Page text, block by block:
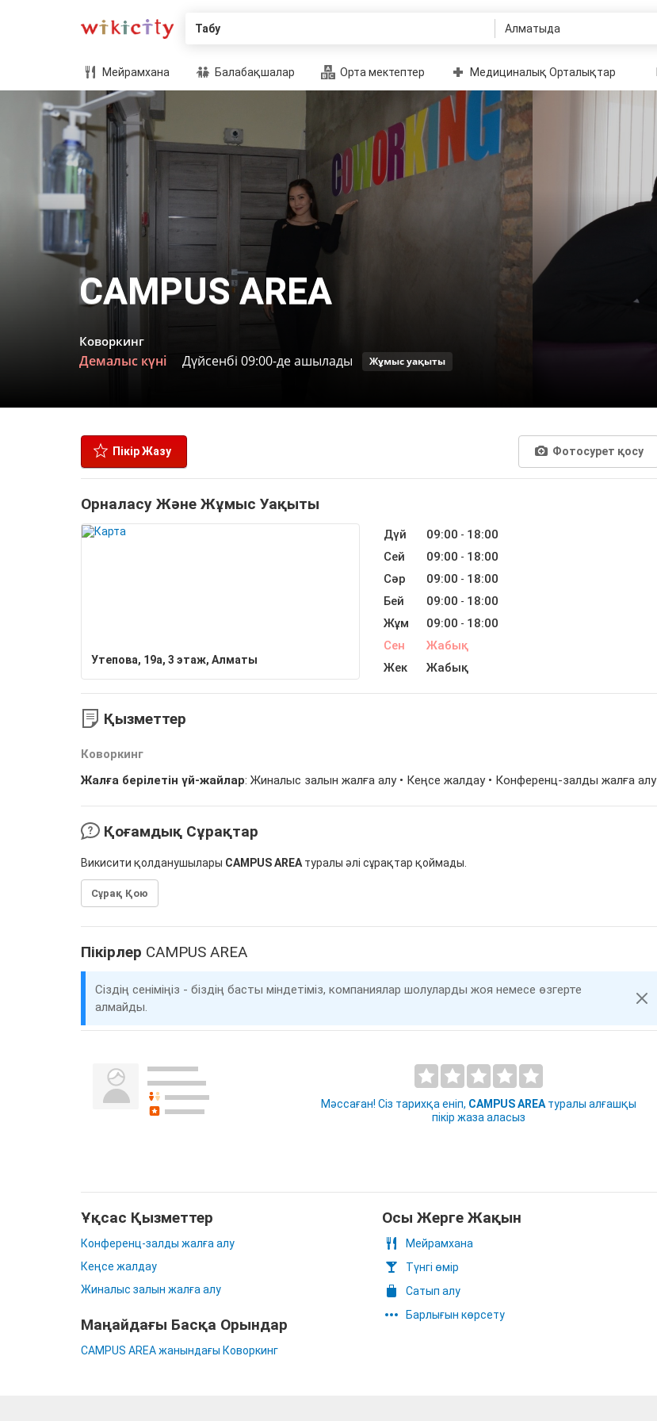
Табу
Мейрамхана Балабақшалар Орта мектептер Медициналық Орталықтар
CAMPUS AREA
Коворкинг
Демалыс күні Дүйсенбі 09:00-де ашылады Жұмыс уақыты
Пікір Жазу Фотосурет қосу
Орналасу Және Жұмыс Уақыты
​Утепова, 19а​, 3 этаж, Алматы
Дүй 09:00 - 18:00
Сей
09:00 - 18:00
Сәр
09:00 - 18:00
Бей
09:00 - 18:00
Жұм
09:00 - 18:00
Сен
Жабық
Жек
Жабық
Қызметтер
Коворкинг
Жалға берілетін үй-жайлар: Жиналыс залын жалға алу • Кеңсе жалдау • Конференц-залды жалға алу
Қоғамдық Сұрақтар
Викисити қолданушылары CAMPUS AREA туралы әлі сұрақтар қоймады.
Сұрақ Қою
Пікірлер CAMPUS AREA
Сіздің сеніміңіз - біздің басты міндетіміз, компаниялар шолуларды жоя немесе өзгерте
алмайды.
Мәссаған! Сіз тарихқа еніп, CAMPUS AREAтуралы алғашқы
пікір жаза аласыз
Ұқсас Қызметтер
Конференц-залды жалға алу
Кеңсе жалдау
Жиналыс залын жалға алу
Маңайдағы Басқа Орындар
CAMPUS AREA жанындағы Коворкинг
Осы Жерге Жақын
Мейрамхана
Түнгі өмір
Сатып алу
Барлығын көрсету